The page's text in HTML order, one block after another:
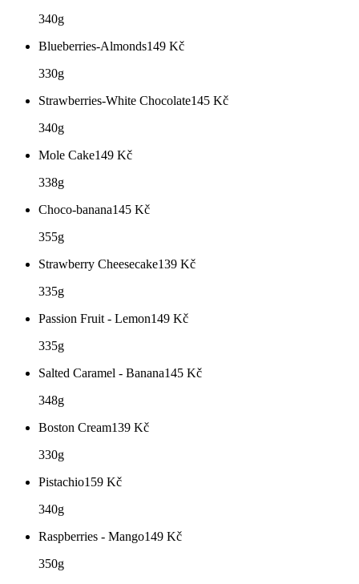
340g
Blueberries-Almonds149 Kč
330g
Strawberries-White Chocolate145 Kč
340g
Mole Cake149 Kč
338g
Choco-banana145 Kč
355g
Strawberry Cheesecake139 Kč
335g
Passion Fruit - Lemon149 Kč
335g
Salted Caramel - Banana145 Kč
348g
Boston Cream139 Kč
330g
Pistachio159 Kč
340g
Raspberries - Mango149 Kč
350g